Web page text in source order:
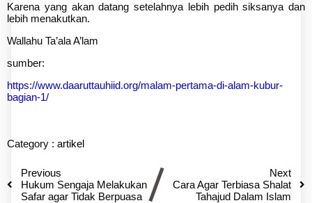
Karena yang akan datang setelahnya lebih pedih siksanya dan
lebih menakutkan.
Wallahu Ta’ala A’lam
sumber:
https://www.daaruttauhiid.org/malam-pertama-di-alam-kubur-
bagian-1/
Category : artikel
Previous
Hukum Sengaja Melakukan
Safar agar Tidak Berpuasa
Next
Cara Agar Terbiasa Shalat
Tahajud Dalam Islam